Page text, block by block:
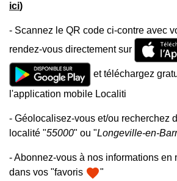
ici)
- Scannez le QR code ci-contre avec
rendez-vous directement sur
et téléchargez
l'application mobile Localiti
- Géolocalisez-vous et/ou recherchez
localité "55000" ou "Longeville-en-
- Abonnez-vous à nos informations en
dans vos "favoris favorite"